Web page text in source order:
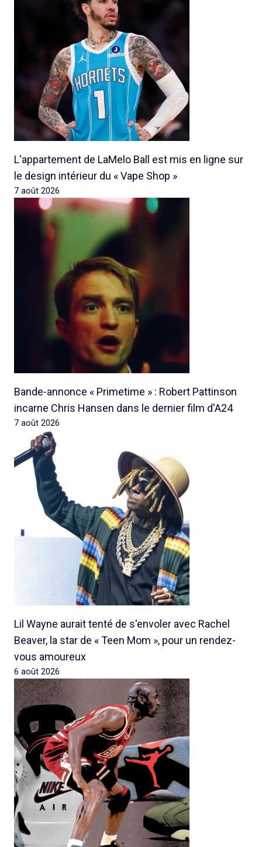
L'appartement de LaMelo Ball est mis en ligne sur
le design intérieur du « Vape Shop »
7 août 2026
Bande-annonce « Primetime » : Robert Pattinson
incarne Chris Hansen dans le dernier film d'A24
7 août 2026
Lil Wayne aurait tenté de s'envoler avec Rachel
Beaver, la star de « Teen Mom », pour un rendez-
vous amoureux
6 août 2026